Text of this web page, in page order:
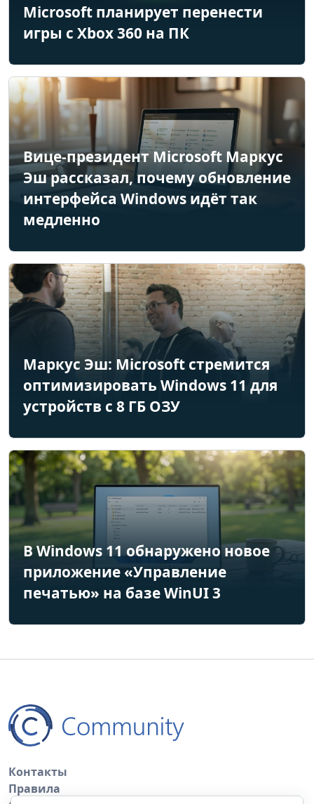
Microsoft планирует перенести
игры с Xbox 360 на ПК
Вице-президент Microsoft Маркус
Эш рассказал, почему обновление
интерфейса Windows идёт так
медленно
Маркус Эш: Microsoft стремится
оптимизировать Windows 11 для
устройств с 8 ГБ ОЗУ
В Windows 11 обнаружено новое
приложение «Управление
печатью» на базе WinUI 3
Контакты
Правила